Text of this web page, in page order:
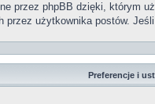
przez phpBB dzięki, którym
użytkownika postów.
Preferencje i